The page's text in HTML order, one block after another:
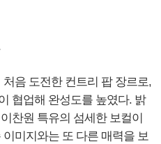
음 도전한 컨트리 팝 장르로,
협업해 완성도를 높였다. 밝
찬원 특유의 섬세한 보컬이
미지와는 또 다른 매력을 보